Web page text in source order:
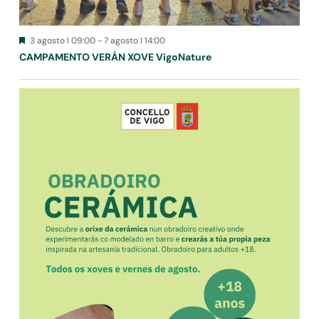
Destacado
3 agosto I 09:00 -7 agosto I 14:00
CAMPAMENTO VERÁN XOVE VigoNature